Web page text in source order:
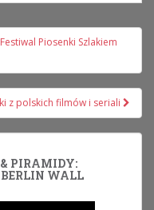
Piosenki Szlakiem
z polskich filmów i seriali
PIRAMIDY:
WALL